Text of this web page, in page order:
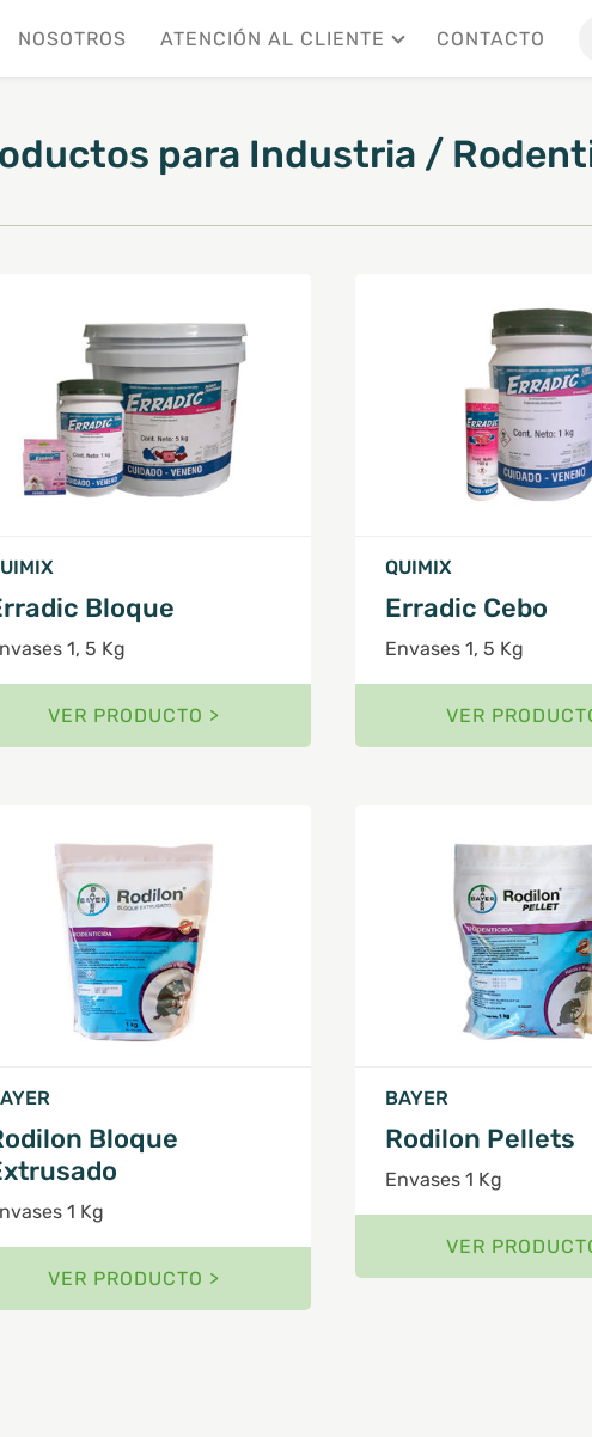
NOSOTROS ATENCIÓN AL CLIENTE CONTACTO
para Industria /
Bloque
1, 5 Kg
VER PRODUCTO >
QUIMIX
Erradic Cebo
Envases 1, 5 Kg
VER
Bloque
1 Kg
VER PRODUCTO >
BAYER
Rodilon Pellets
Envases 1 Kg
VER